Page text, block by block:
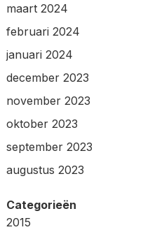
maart 2024
februari 2024
januari 2024
december 2023
november 2023
oktober 2023
september 2023
augustus 2023
Categorieën
2015